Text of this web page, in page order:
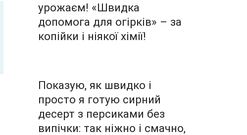
урожаєм! «Швидка
допомога для огірків» – за
копійки і ніякої хімії!
Показую, як швидко і
просто я готую сирний
десерт з персиками без
випічки: так ніжно і смачно,